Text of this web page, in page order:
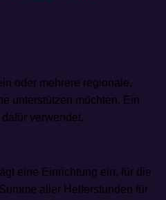
oder mehrere regionale,
unterstützen möchten. Ein
verwendet.
eine Einrichtung ein, für die
aller Helferstunden für